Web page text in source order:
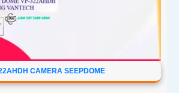
CAMERA SEEPDOME